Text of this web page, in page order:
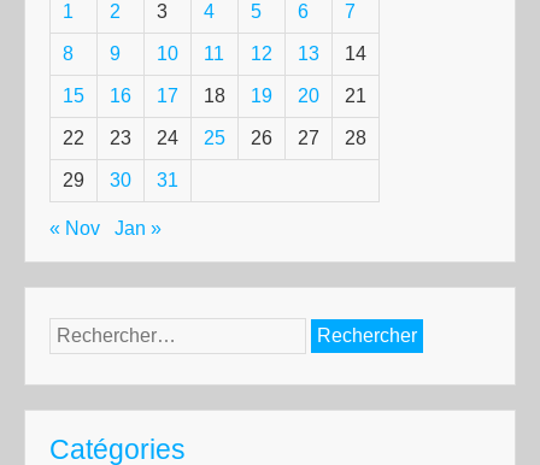
1 2 3 4 5 6 7
8 9 10 11 12 13 14
15 16 17 18 19 20 21
22 23 24 25 26 27 28
29 30 31
« Nov Jan »
Rechercher :
Catégories